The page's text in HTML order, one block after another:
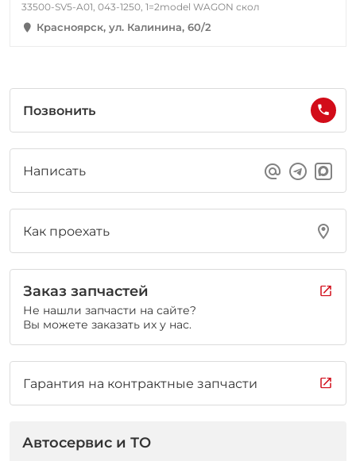
33500-SV5-A01, 043-1250, 1=2model WAGON скол
Красноярск, ул. Калинина, 60/2
Позвонить
Написать
Как проехать
Заказ запчастей
Не нашли запчасти на сайте?
Вы можете заказать их у нас.
Гарантия на контрактные запчасти
Автосервис и ТО